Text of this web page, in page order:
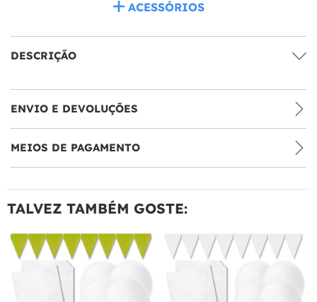
ACESSÓRIOS
DESCRIÇÃO
ENVIO E DEVOLUÇÕES
MEIOS DE PAGAMENTO
TALVEZ TAMBÉM GOSTE: